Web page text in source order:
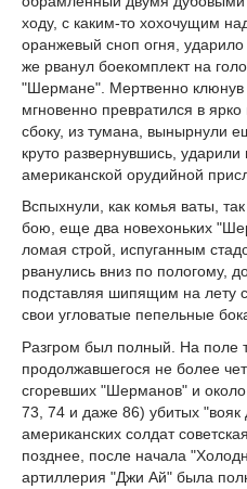
ходу, с каким-то хохочущим
оранжевый сноп огня,
же рванул боекомплект на
"Шермане". Мертвенно
мгновенно превратился в
сбоку, из тумана, вынырнули
круто развернувшись,
американской орудийной
Вспыхнули, как комья ваты,
бою, еще два новехоньких
ломая строй, испуганным
рванулись вниз по пологому,
подставляя шипящим на лету
свои угловатые пепельные
Разгром был полный. На поле
продолжавшегося не более
сгоревших "Шерманов" и
73, 74 и даже 86) убитых
американских солдат
позднее, после начала
артиллерия "Джи Ай" была